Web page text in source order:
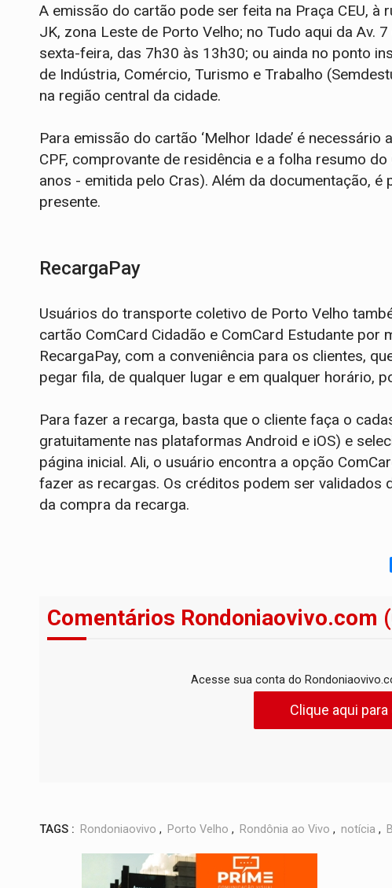
A emissão do cartão pode ser feita na Praça CEU, à
JK, zona Leste de Porto Velho; no Tudo aqui da Av.
sexta-feira, das 7h30 às 13h30; ou ainda no ponto
de Indústria, Comércio, Turismo e Trabalho
na região central da cidade.
Para emissão do cartão ‘Melhor Idade’ é
CPF, comprovante de residência e a folha resumo
anos - emitida pelo Cras). Além da documentação,
presente.
RecargaPay
Usuários do transporte coletivo de Porto Velho
cartão ComCard Cidadão e ComCard Estudante por
RecargaPay, com a conveniência para os clientes,
pegar fila, de qualquer lugar e em qualquer horário,
Para fazer a recarga, basta que o cliente faça o
gratuitamente nas plataformas Android e iOS) e
página inicial. Ali, o usuário encontra a opção
fazer as recargas. Os créditos podem ser validados
da compra da recarga.
Comentários Rondoniaovivo.com
Acesse sua conta do
Clique aqui
TAGS : Rondoniaovivo , Porto Velho , Rondônia ao Vivo , notícia ,